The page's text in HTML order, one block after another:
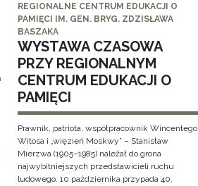
REGIONALNE CENTRUM EDUKACJI O
PAMIĘCI IM. GEN. BRYG. ZDZISŁAWA
BASZAKA
WYSTAWA CZASOWA
PRZY REGIONALNYM
CENTRUM EDUKACJI O
PAMIĘCI
Prawnik, patriota, współpracownik Wincentego
Witosa i „więzień Moskwy” – Stanisław
Mierzwa (1905–1985) należał do grona
najwybitniejszych przedstawicieli ruchu
ludowego. 10 października przypada 40.